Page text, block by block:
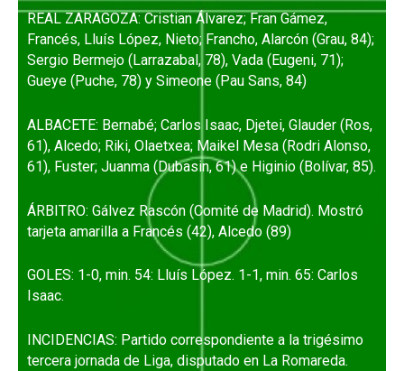
REAL ZARAGOZA: Cristian Álvarez; Fran Gámez,
Francés, Lluís López, Nieto; Francho, Alarcón (Grau, 84);
Sergio Bermejo (Larrazabal, 78), Vada (Eugeni, 71);
Gueye (Puche, 78) y Simeone (Pau Sans, 84)
ALBACETE: Bernabé; Carlos Isaac, Djetei, Glauder (Ros,
61), Alcedo; Riki, Olaetxea; Maikel Mesa (Rodri Alonso,
61), Fuster; Juanma (Dubasin, 61) e Higinio (Bolívar, 85).
ÁRBITRO: Gálvez Rascón (Comité de Madrid). Mostró
tarjeta amarilla a Francés (42), Alcedo (89)
GOLES: 1-0, min. 54: Lluís López. 1-1, min. 65: Carlos
Isaac.
INCIDENCIAS: Partido correspondiente a la trigésimo
tercera jornada de Liga, disputado en La Romareda.